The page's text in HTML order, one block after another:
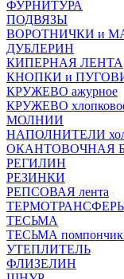
ФУРНИТУРА
ПОДВЯЗЫ
ВОРОТНИЧКИ и
ДУБЛЕРИН
КИПЕРНАЯ ЛЕНТА
КНОПКИ и
КРУЖЕВО ажурное
КРУЖЕВО
МОЛНИИ
НАПОЛНИТЕЛИ
ОКАНТОВОЧНАЯ
РЕГИЛИН
РЕЗИНКИ
РЕПСОВАЯ лента
ТЕСЬМА
ТЕСЬМА
УТЕПЛИТЕЛЬ
ФЛИЗЕЛИН